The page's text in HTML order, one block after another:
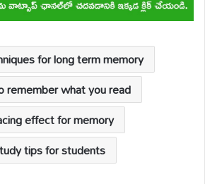
y
Li
n
k
a
d
s
e
for long term memory
what you read
effect for memory
tips for students